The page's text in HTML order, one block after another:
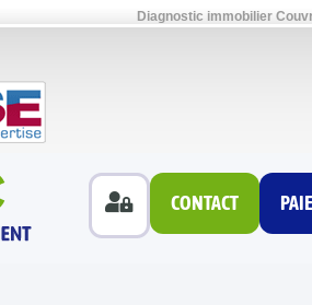
Diagnostic immobilier